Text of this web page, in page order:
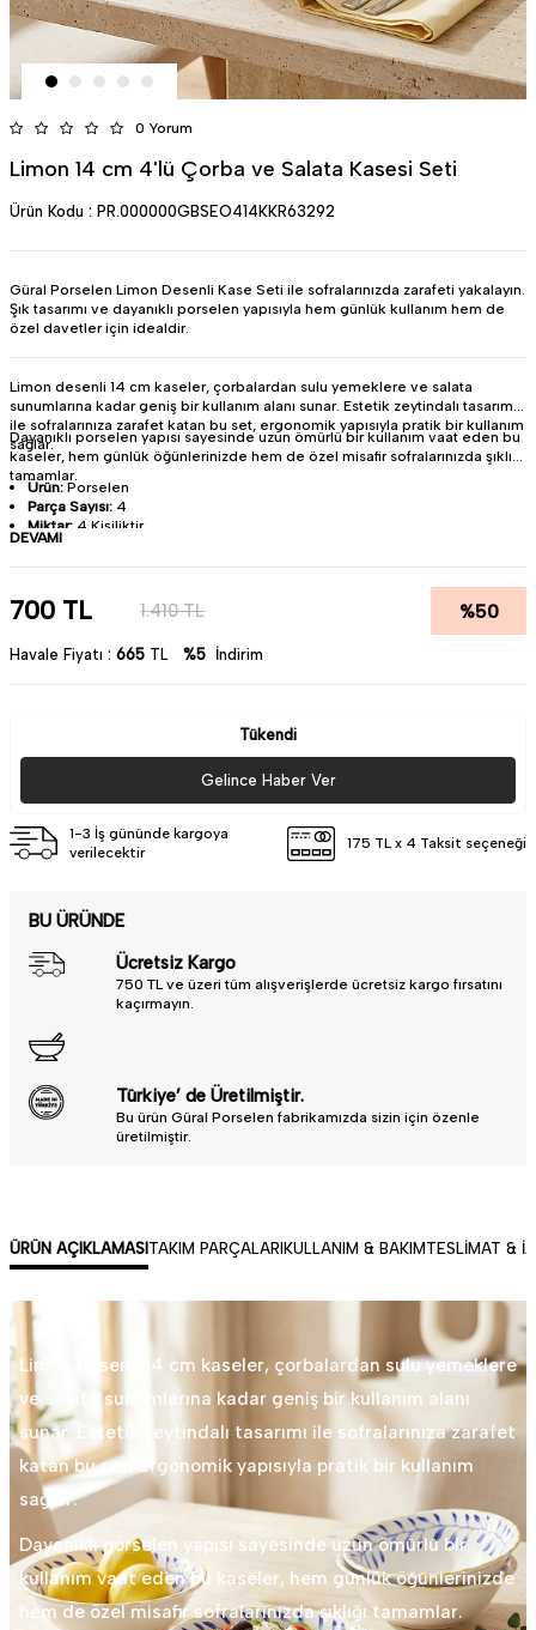
0 Yorum
Limon 14 cm 4'lü Çorba ve Salata Kasesi Seti
Ürün Kodu : PR.000000GBSEO414KKR63292
Güral Porselen Limon Desenli Kase Seti ile sofralarınızda zarafeti yakalayın.
Şık tasarımı ve dayanıklı porselen yapısıyla hem günlük kullanım hem de
özel davetler için idealdir.
Limon desenli 14 cm kaseler, çorbalardan sulu yemeklere ve salata
sunumlarına kadar geniş bir kullanım alanı sunar. Estetik zeytindalı tasarımı
ile sofralarınıza zarafet katan bu set, ergonomik yapısıyla pratik bir kullanım
sağlar.
Dayanıklı porselen yapısı sayesinde uzun ömürlü bir kullanım vaat eden bu
kaseler, hem günlük öğünlerinizde hem de özel misafir sofralarınızda şıklığı
tamamlar.
Ürün: Porselen
Parça Sayısı: 4
Miktar: 4 Kişiliktir
Bulaşık Makinesi:
Üretim Yeri:Türkiye'de üretilmiştir
DEVAMI
700 TL 1.410TL %50
Havale Fiyatı : 665 TL %5 İndirim
Tükendi
Gelince Haber Ver
1-3 İş gününde kargoya
verilecektir
175 TL x 4 Taksit seçeneği
BU ÜRÜNDE
Ücretsiz Kargo
750 TL ve üzeri tüm alışverişlerde ücretsiz kargo fırsatını
kaçırmayın.
Türkiye’ de Üretilmiştir.
Bu ürün Güral Porselen fabrikamızda sizin için özenle
üretilmiştir.
ÜRÜN AÇIKLAMASI TAKIM PARÇALARI KULLANIM & BAKIM TESLIMAT &
Limon desenli 14 cm kaseler, çorbalardan sulu yemeklere
ve salata sunumlarına kadar geniş bir kullanım alanı
sunar. Estetik zeytindalı tasarımı ile sofralarınıza zarafet
katan bu set, ergonomik yapısıyla pratik bir kullanım
sağlar.
Dayanıklı porselen yapısı sayesinde uzun ömürlü bir
kullanım vaat eden bu kaseler, hem günlük öğünlerinizde
hem de özel misafir sofralarınızda şıklığı tamamlar.